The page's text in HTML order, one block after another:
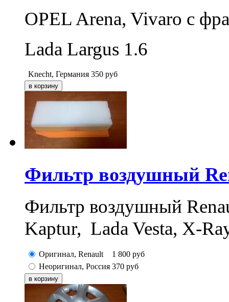
OPEL Arena, Vivaro с
Lada Largus 1.6
Knecht, Германия 350 руб
Фильтр воздушный
Фильтр воздушный
Kaptur, Lada Vesta, X-
Оригинал, Renault 1 800 руб
Неоригинал, Россия 370 руб